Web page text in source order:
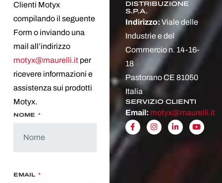
Clienti Motyx
compilando il seguente
Form o inviando una
mail all’indirizzo
motyx@maurelli.itper
ricevere informazioni e
assistenza sui prodotti
Motyx.
NOME
EMAIL
DISTRIBUZIONE
S.P.A.
Indirizzo: Viale delle
Industrie e del
Commercio n. 14-16-
18
Pastorano CE 81050
Italia
SERVIZIO CLIENTI
Email: motyx@maurelli.it